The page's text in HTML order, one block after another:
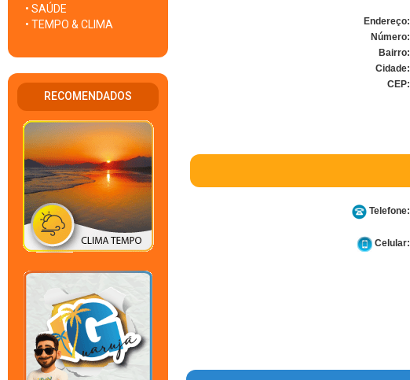
• SAÚDE
• TEMPO & CLIMA
RECOMENDADOS
Endereço:
Número:
Bairro:
Cidade:
CEP:
Telefone:
Celular: